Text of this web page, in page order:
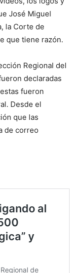
José Miguel
la Corte de
que tiene razón.
Regional del
declaradas
fueron
Desde el
que las
de correo